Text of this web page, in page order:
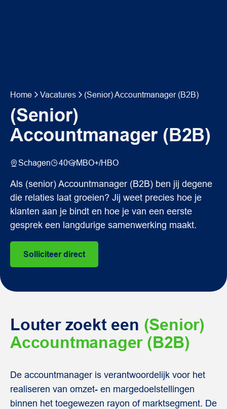
Home Vacatures (Senior) Accountmanager (B2B)
(Senior)
Accountmanager (B2B)
Schagen 40 MBO+/HBO
Als (senior) Accountmanager (B2B) ben jij degene
die relaties laat groeien? Jij weet precies hoe je
klanten aan je bindt en hoe je van een eerste
gesprek een langdurige samenwerking maakt.
Solliciteer direct
Louter zoekt een (Senior)
Accountmanager (B2B)
De accountmanager is verantwoordelijk voor het
realiseren van omzet- en margedoelstellingen
binnen het toegewezen rayon of marktsegment. De